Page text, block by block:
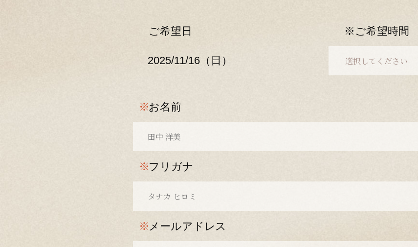
ご希望日
2025/11/16（日）
※ご希望時間
※お名前
※フリガナ
※メールアドレス